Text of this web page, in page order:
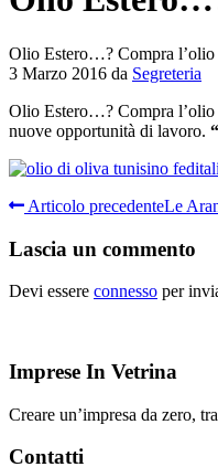
Olio Estero…? Compra
3 Marzo 2016 da Segreteria
Olio Estero…? Compra l’olio
nuove opportunità di lavoro.
Articolo precedenteLe
Lascia un commento
Devi essere connesso per
Imprese In Vetrina
Creare un’impresa da zero,
Contatti